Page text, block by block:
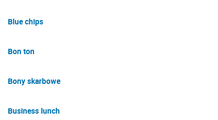
Blue chips
Bon ton
Bony skarbowe
Business lunch